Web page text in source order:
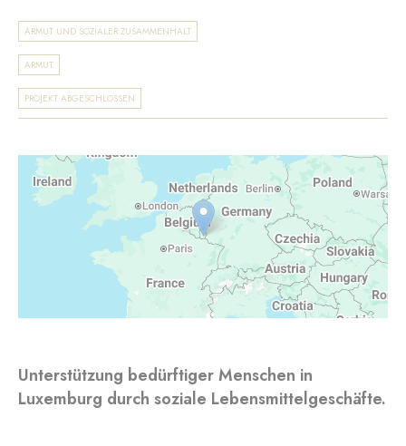
ARMUT UND SOZIALER ZUSAMMENHALT
ARMUT
PROJEKT ABGESCHLOSSEN
Unterstützung bedürftiger Menschen in
Luxemburg durch soziale Lebensmittelgeschäfte.